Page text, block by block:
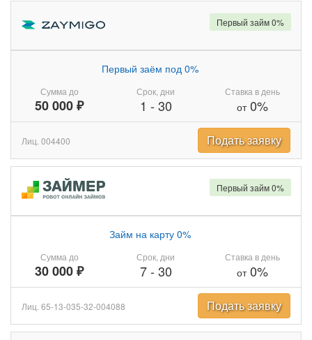
Сумма до
50 000 ₽
Первый заём под 0%
Срок, дни
1 - 30
Ставка в день
от0%
Первый займ 0%
Лиц. 004400 Подать заявку
Сумма до
30 000 ₽
Займ на карту 0%
Срок, дни
7- 30
Ставка в день
от0%
Первый займ 0%
Лиц. 65-13-035-32-004088 Подать заявку